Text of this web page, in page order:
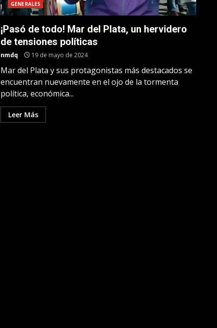
GENERALES
¡Pasó de todo! Mar del Plata, un hervidero
de tensiones políticas
nmdq 19 de mayo de 2024
Mar del Plata y sus protagonistas más destacados se
encuentran nuevamente en el ojo de la tormenta
política, económica...
Leer Más